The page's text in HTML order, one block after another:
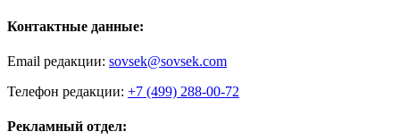
Контактные данные:
Email редакции: sovsek@sovsek.com
Телефон редакции: +7 (499) 288-00-72
Рекламный отдел: